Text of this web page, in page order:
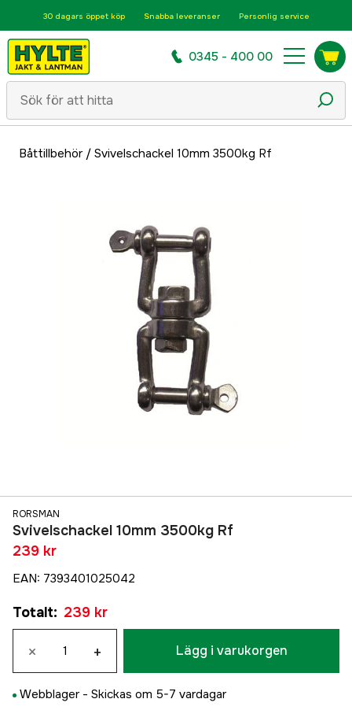
30 dagars öppet köp Snabba leveranser Personlig service
0345 - 400 00
Båttillbehör/ Svivelschackel 10mm 3500kg Rf
RORSMAN
Svivelschackel 10mm 3500kg Rf
239 kr
EAN: 7393401025042
Totalt: 239 kr
× + Lägg i varukorgen
Webblager - Skickas om 5-7 vardagar